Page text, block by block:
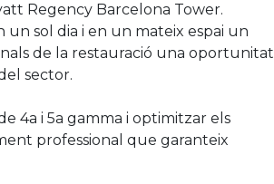
Regency Barcelona Tower.
sol dia i en un mateix espai un
de la restauració una oportunitat
sector.
4a i 5a gamma i optimitzar els
professional que garanteix